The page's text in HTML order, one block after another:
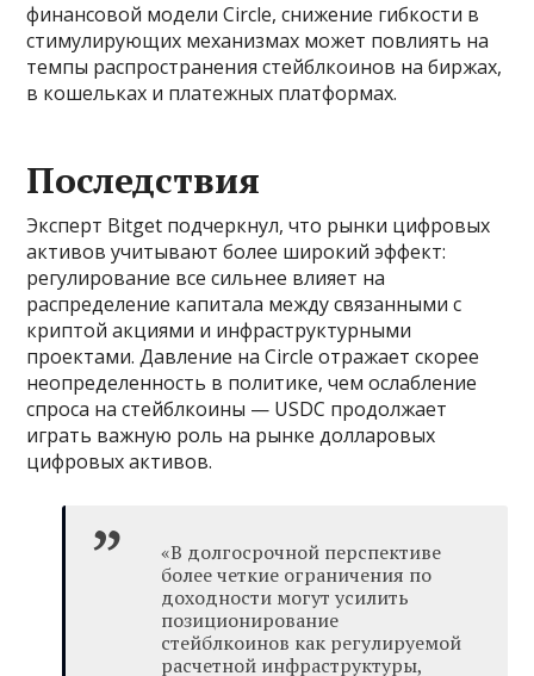
финансовой модели Circle, снижение гибкости в
стимулирующих механизмах может повлиять на
темпы распространения стейблкоинов на биржах,
в кошельках и платежных платформах.
Последствия
Эксперт Bitget подчеркнул, что рынки цифровых
активов учитывают более широкий эффект:
регулирование все сильнее влияет на
распределение капитала между связанными с
криптой акциями и инфраструктурными
проектами. Давление на Circle отражает скорее
неопределенность в политике, чем ослабление
спроса на стейблкоины — USDC продолжает
играть важную роль на рынке долларовых
цифровых активов.
«В долгосрочной перспективе
более четкие ограничения по
доходности могут усилить
позиционирование
стейблкоинов как регулируемой
расчетной инфраструктуры,